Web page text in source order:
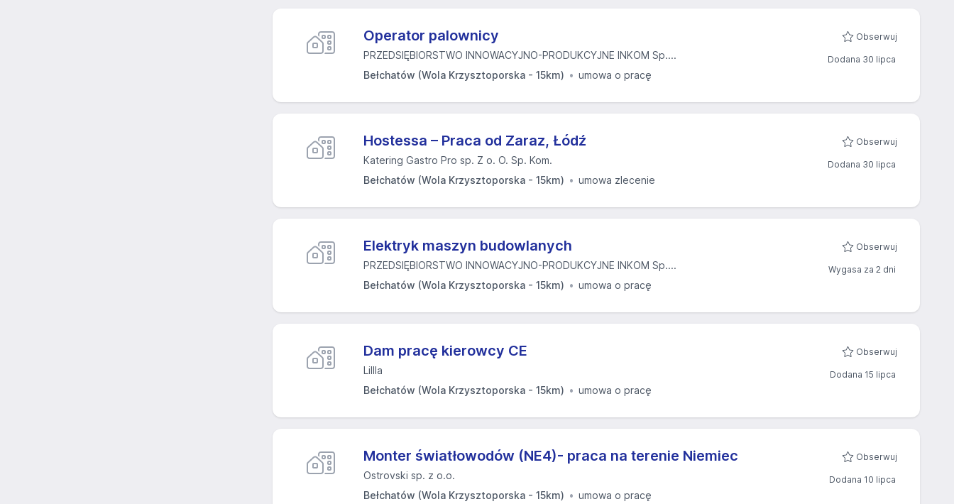
Operator palownicy
PRZEDSIĘBIORSTWO INNOWACYJNO-PRODUKCYJNE INKOM Sp....
Bełchatów (Wola Krzysztoporska - 15km)
umowa o pracę
Obserwuj
Dodana 30 lipca
Hostessa – Praca od Zaraz, Łódź
Katering Gastro Pro sp. Z o. O. Sp. Kom.
Bełchatów (Wola Krzysztoporska - 15km)
umowa zlecenie
Obserwuj
Dodana 30 lipca
Elektryk maszyn budowlanych
PRZEDSIĘBIORSTWO INNOWACYJNO-PRODUKCYJNE INKOM Sp....
Bełchatów (Wola Krzysztoporska - 15km)
umowa o pracę
Obserwuj
Wygasa za 2 dni
Dam pracę kierowcy CE
Lillla
Bełchatów (Wola Krzysztoporska - 15km)
umowa o pracę
Obserwuj
Dodana 15 lipca
Monter światłowodów (NE4)- praca na terenie Niemiec
Ostrovski sp. z o.o.
Bełchatów (Wola Krzysztoporska - 15km)
umowa o pracę
Obserwuj
Dodana 10 lipca